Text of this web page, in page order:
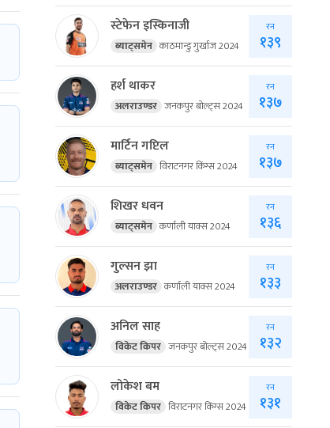
स्टेफेन इस्किनाजी
ब्याट्समेन काठमान्डु गुर्खाज 2024
रन
१३९
हर्श थाकर
अलराउण्डर जनकपुर बोल्ट्स 2024
रन
१३७
मार्टिन गप्टिल
ब्याट्समेन विराटनगर किंग्स 2024
रन
१३७
शिखर धवन
ब्याट्समेन कर्णाली याक्स 2024
रन
१३६
गुल्सन झा
अलराउण्डर कर्णाली याक्स 2024
रन
१३३
अनिल साह
विकेट किपर जनकपुर बोल्ट्स 2024
रन
१३२
लोकेश बम
विकेट किपर विराटनगर किंग्स 2024
रन
१३१